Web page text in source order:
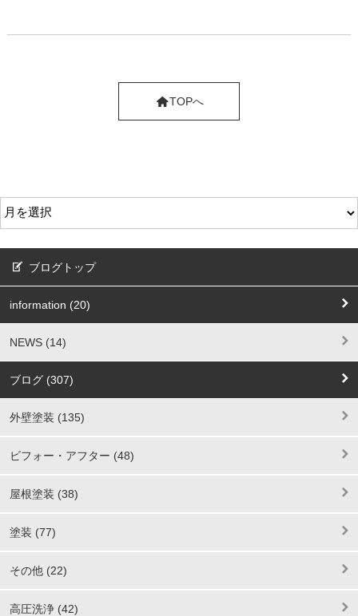
TOPへ
ブログトップ
information (20)
NEWS (14)
ブログ (307)
外壁塗装 (135)
ビフォー・アフター (48)
屋根塗装 (38)
塗装 (77)
その他 (22)
高圧洗浄 (42)